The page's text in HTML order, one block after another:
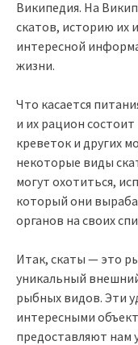
Википедия. На
скатов, историю их
интересной
жизни.
Что касается
и их рацион
креветок и других
некоторые виды
могут охотиться,
который они
органов на своих
Итак, скаты — это
уникальный
рыбных видов. Эти
интересными
предоставляют нам